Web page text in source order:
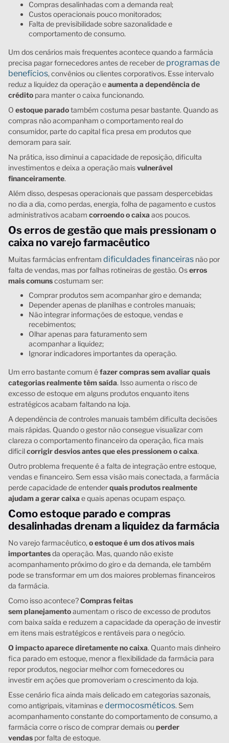
Compras desalinhadas com a demanda real;
Custos operacionais pouco monitorados;
Falta de previsibilidade sobre sazonalidade e
comportamento de consumo.
Um dos cenários mais frequentes acontece quando a farmácia
precisa pagar fornecedores antes de receber de programas de
benefícios, convênios ou clientes corporativos. Esse intervalo
reduz a liquidez da operação eaumenta a dependência de
crédito para manter o caixa funcionando.
O estoque paradotambém costuma pesar bastante. Quando as
compras não acompanham o comportamento real do
consumidor, parte do capital fica presa em produtos que
demoram para sair.
Na prática, isso diminui a capacidade de reposição, dificulta
investimentos e deixa a operação maisvulnerável
financeiramente.
Além disso, despesas operacionais que passam despercebidas
no dia a dia, como perdas, energia, folha de pagamento e custos
administrativos acabam corroendo o caixa aos poucos.
Os erros de gestão que mais pressionam o
caixa no varejo farmacêutico
Muitas farmácias enfrentam dificuldades financeiras não por
falta de vendas, mas por falhas rotineiras de gestão. Oserros
mais comunscostumam ser:
Comprar produtos sem acompanhar giro e demanda;
Depender apenas de planilhas e controles manuais;
Não integrar informações de estoque, vendas e
recebimentos;
Olhar apenas para faturamento sem
acompanhar a liquidez;
Ignorar indicadores importantes da operação.
Um erro bastante comum éfazer compras sem avaliar quais
categorias realmente têm saída. Isso aumenta o risco de
excesso de estoque em alguns produtos enquanto itens
estratégicos acabam faltando na loja.
A dependência de controles manuais também dificulta decisões
mais rápidas. Quando o gestor não consegue visualizar com
clareza o comportamento financeiro da operação, fica mais
difícilcorrigir desvios antes que eles pressionem o caixa.
Outro problema frequente é a falta de integração entre estoque,
vendas e financeiro. Sem essa visão mais conectada, a farmácia
perde capacidade de entenderquais produtos realmente
ajudam a gerar caixa e quais apenas ocupam espaço.
Como estoque parado e compras
desalinhadas drenam a liquidez da farmácia
No varejo farmacêutico, o estoque é um dos ativos mais
importantesda operação. Mas, quando não existe
acompanhamento próximo do giro e da demanda, ele também
pode se transformar em um dos maiores problemas financeiros
da farmácia.
Como isso acontece?Compras feitas
sem planejamentoaumentam o risco de excesso de produtos
com baixa saída e reduzem a capacidade da operação de investir
em itens mais estratégicos e rentáveis para o negócio.
O impacto aparece diretamente no caixa. Quanto mais dinheiro
fica parado em estoque, menor a flexibilidade da farmácia para
repor produtos, negociar melhor com fornecedores ou
investir em ações que promoveriam o crescimento da loja.
Esse cenário fica ainda mais delicado em categorias sazonais,
como antigripais, vitaminas edermocosméticos. Sem
acompanhamento constante do comportamento de consumo, a
farmácia corre o risco de comprar demais ou perder
vendas por falta de estoque.